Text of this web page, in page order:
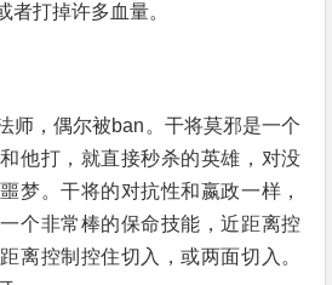
者打掉许多血量。
师，偶尔被ban。干将莫邪是一个
他打，就直接秒杀的英雄，对没
梦。干将的对抗性和嬴政一样，
个非常棒的保命技能，近距离控
离控制控住切入，或两面切入。